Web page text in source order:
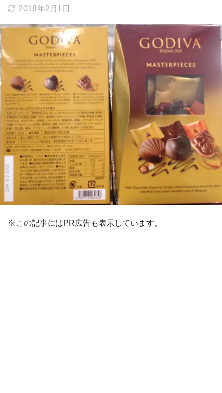
2018年2月1日
※この記事にはPR広告も表示しています。